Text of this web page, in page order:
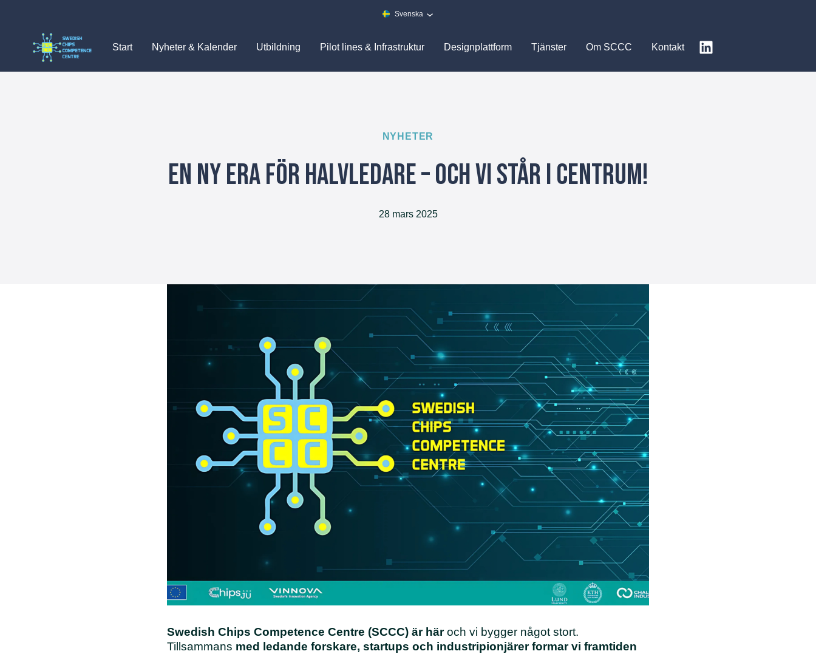
Svenska
Start Nyheter & Kalender Utbildning Pilot lines & Infrastruktur Designplattform Tjänster Om SCCC Kontakt
NYHETER
En ny era för halvledare – och vi står i centrum!
28 mars 2025
Swedish Chips Competence Centre (SCCC) är häroch vi bygger något stort.
Tillsammans med ledande forskare, startups och industripionjärer formar vi framtiden